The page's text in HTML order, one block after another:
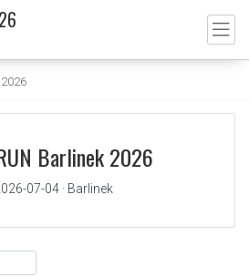
2026
Barlinek 2026
07-04 · Barlinek